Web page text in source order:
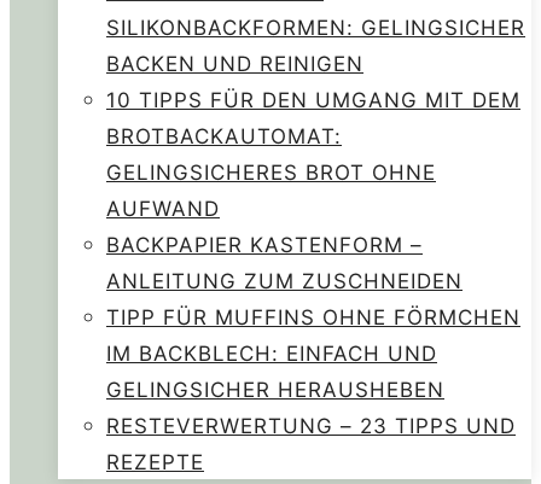
SILIKONBACKFORMEN: GELINGSICHER
BACKEN UND REINIGEN
10 TIPPS FÜR DEN UMGANG MIT DEM
BROTBACKAUTOMAT:
GELINGSICHERES BROT OHNE
AUFWAND
BACKPAPIER KASTENFORM –
ANLEITUNG ZUM ZUSCHNEIDEN
TIPP FÜR MUFFINS OHNE FÖRMCHEN
IM BACKBLECH: EINFACH UND
GELINGSICHER HERAUSHEBEN
RESTEVERWERTUNG – 23 TIPPS UND
REZEPTE